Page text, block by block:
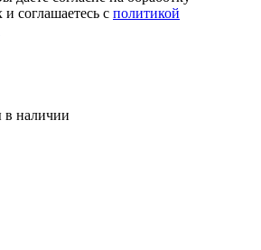
соглашаетесь с политикой
в наличии